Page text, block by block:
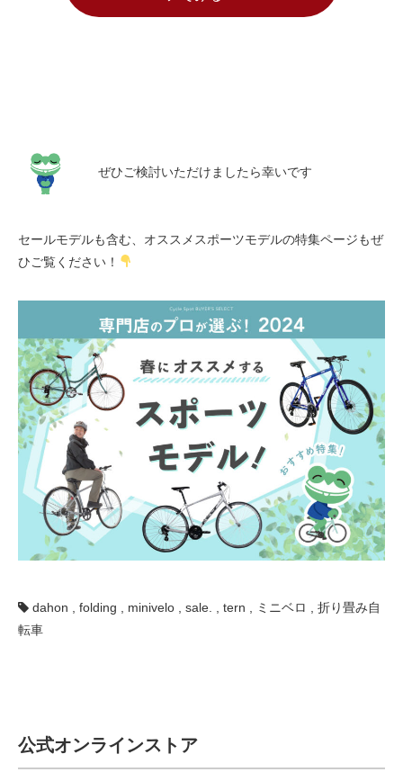
ぜひご検討いただけましたら幸いです
セールモデルも含む、オススメスポーツモデルの特集ページもぜ
ひご覧ください！
dahon folding minivelo sale. tern ミニベロ
折り畳み自
転車
公式オンラインストア